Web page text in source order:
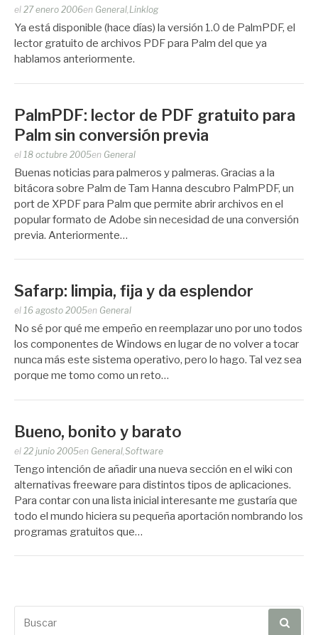
Publicado
por
el 27 enero 2006en General,Linklog
Ya está disponible (hace días) la versión 1.0 de PalmPDF, el
lector gratuito de archivos PDF para Palm del que ya
hablamos anteriormente.
PalmPDF: lector de PDF gratuito para
Palm sin conversión previa
Publicado
por
Zootropo
el 18 octubre 2005en General
Buenas noticias para palmeros y palmeras. Gracias a la
bitácora sobre Palm de Tam Hanna descubro PalmPDF, un
port de XPDF para Palm que permite abrir archivos en el
popular formato de Adobe sin necesidad de una conversión
previa. Anteriormente…
Safarp: limpia, fija y da esplendor
Publicado
por
Zootropo
el 16 agosto 2005en General
No sé por qué me empeño en reemplazar uno por uno todos
los componentes de Windows en lugar de no volver a tocar
nunca más este sistema operativo, pero lo hago. Tal vez sea
porque me tomo como un reto…
Bueno, bonito y barato
Publicado
por
Zootropo
el 22 junio 2005en General Software
Tengo intención de añadir una nueva sección en el wiki con
alternativas freeware para distintos tipos de aplicaciones.
Para contar con una lista inicial interesante me gustaría que
todo el mundo hiciera su pequeña aportación nombrando los
programas gratuitos que…
por: